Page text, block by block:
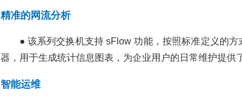
精准的网流分析
● 该系列交换机支持 sFlow 功能，按照标准定义的
器，用于生成统计信息图表，为企业用户的日常维护提供
智能运维